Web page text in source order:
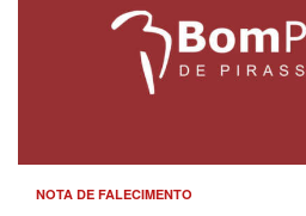
NOTA DE FALECIMENTO